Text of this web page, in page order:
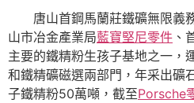
唐山首鋼馬蘭莊鐵礦無限義
山市冶金產業局藍寶堅尼零件 、
主要的鐵精粉生孩子基地之一，
和鐵精礦磁選兩部門，年采出礦
子鐵精粉50萬噸，截至Porsche